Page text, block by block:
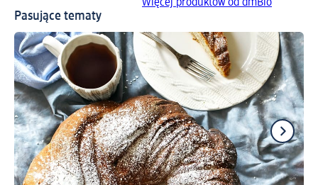
Więcej produktów od dmBio
Pasujące tematy